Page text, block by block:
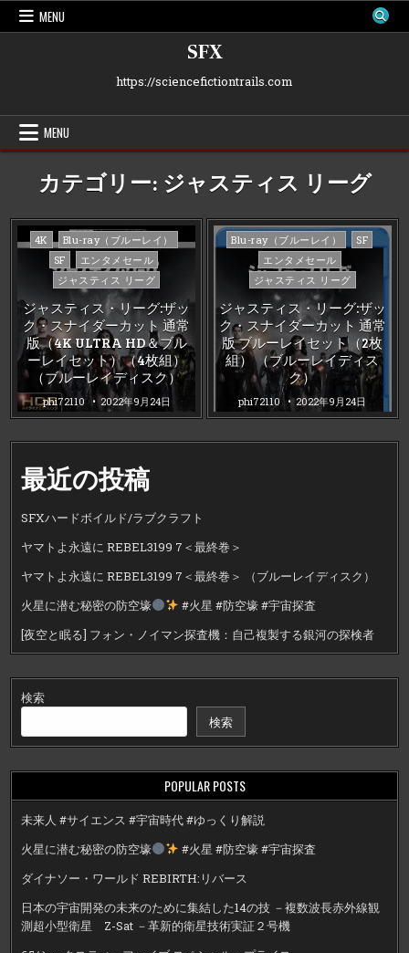
Skip
MENU
SFX
https://sciencefictiontrails.com
MENU
カテゴリー: ジャスティス リーグ
Posted
4K
Blu-ray（ブルーレイ）
SF
エンタメセール
ジャスティス リーグ
ジャスティス・リーグ:ザッ
ク・スナイダーカット 通常
版（4K ULTRA HD＆ブル
ーレイセット）（4枚組）
（ブルーレイディスク）
phi72110 2022年9月24日
Posted
Blu-ray（ブルーレイ）
SF
エンタメセール
ジャスティス リーグ
ジャスティス・リーグ:ザッ
ク・スナイダーカット 通常
版 ブルーレイセット（2枚
組） （ブルーレイディス
ク）
phi72110 2022年9月24日
最近の投稿
SFXハードボイルド/ラブクラフト
ヤマトよ永遠に REBEL3199 7＜最終巻＞
ヤマトよ永遠に REBEL3199 7＜最終巻＞ （ブルーレイディスク）
火星に潜む秘密の防空壕
#火星 #防空壕 #宇宙探査
[夜空と眠る] フォン・ノイマン探査機：自己複製する銀河の探検者
検索
検索
POPULAR POSTS
未来人 #サイエンス #宇宙時代 #ゆっくり解説
火星に潜む秘密の防空壕
#火星 #防空壕 #宇宙探査
ダイナソー・ワールド REBIRTH:リバース
日本の宇宙開発の未来のために集結した14の技 －複数波長赤外線観
測超小型衛星 Z-Sat －革新的衛星技術実証２号機